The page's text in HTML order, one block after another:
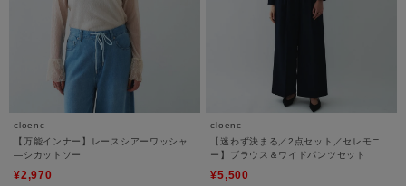
cloenc
【万能インナー】レースシアーワッシャ
―シカットソー
¥2,970
cloenc
【迷わず決まる／2点セット／セレモニ
ー】ブラウス＆ワイドパンツセット
¥5,500